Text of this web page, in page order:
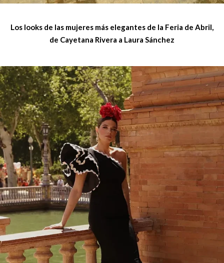
Los looks de las mujeres más elegantes de la Feria de Abril,
de Cayetana Rivera a Laura Sánchez